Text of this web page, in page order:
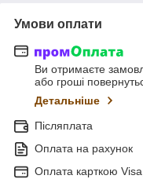
Умови оплати
Ви отримаєте
або гроші
Детальніше
Післяплата
Оплата на рахунок
Оплата карткою